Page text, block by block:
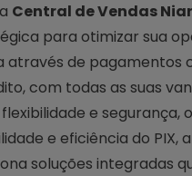
Central de Vendas
para otimizar sua
através de pagamentos
com todas as suas
e segurança,
e eficiência do PIX,
soluções integradas